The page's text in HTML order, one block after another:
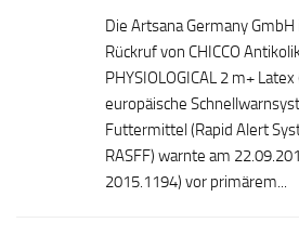
Die Artsana Germany
Rückruf von CHICCO
PHYSIOLOGICAL 2 m+
europäische
Futtermittel (Rapid Alert
RASFF) warnte am
2015.1194) vor primärem...